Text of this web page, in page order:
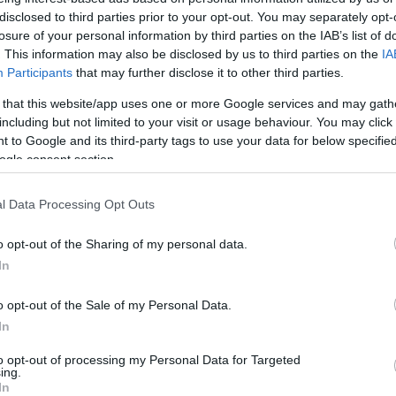
to third parties prior to your opt-out. You may separately
of your personal information by third parties on the IAB’s list of
This information may also be disclosed by us to third parties on the
Participants that may further disclose it to other third parties.
that this website/app uses one or more Google services and may
but not limited to your visit or usage behaviour. You may
to Google and its third-party tags to use your data for below
consent section.
Data Processing Opt Outs
opt-out of the Sharing of my personal data.
opt-out of the Sale of my Personal Data.
opt-out of processing my Personal Data for Targeted
Μάβερικς των Λούκα Ντόντσιτς και
Του Βαγγέλη Παπαδημητρίου/
info@eurohoops.net
Ο Κάιρι Ίρβινγκ υπέγραψε νέο
συμβόλαιο με τους
και 126 εκατομμύρια δολάρια.
super δυάδα μαζί με τον Λούκα